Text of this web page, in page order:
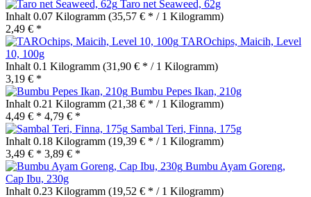
Taro net Seaweed, 62g
Inhalt 0.07 Kilogramm (35,57 € * / 1 Kilogramm)
2,49 € *
TAROchips, Maicih, Level
10, 100g
Inhalt 0.1 Kilogramm (31,90 € * / 1 Kilogramm)
3,19 € *
Bumbu Pepes Ikan, 210g
Inhalt 0.21 Kilogramm (21,38 € * / 1 Kilogramm)
4,49 € * 4,79 € *
Sambal Teri, Finna, 175g
Inhalt 0.18 Kilogramm (19,39 € * / 1 Kilogramm)
3,49 € * 3,89 € *
Bumbu Ayam Goreng,
Cap Ibu, 230g
Inhalt 0.23 Kilogramm (19,52 € * / 1 Kilogramm)